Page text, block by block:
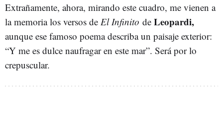
Extrañamente, ahora, mirando este cuadro, me vienen a
la memoria los versos de El Infinito de Leopardi,
aunque ese famoso poema describa un paisaje exterior:
“Y me es dulce naufragar en este mar”. Será por lo
crepuscular.